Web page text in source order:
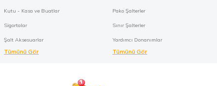
Kutu - Kasa ve Buatlar
Sigortalar
Şalt Aksesuarlar
Tümünü Gör
Pako Şalterler
Sınır Şalterler
Yardımcı Donanımlar
Tümünü Gör